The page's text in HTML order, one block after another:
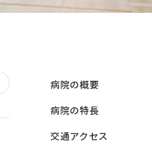
病院の概要
病院の特長
交通アクセス